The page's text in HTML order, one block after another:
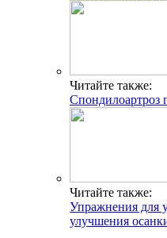
Читайте также:
Спондилоартроз
Читайте также:
Упражнения для
улучшения